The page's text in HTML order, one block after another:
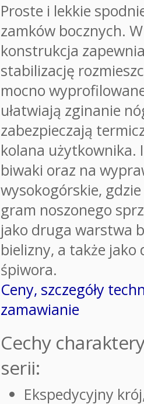
Proste i lekkie
zamków bocznych.
konstrukcja
stabilizację
mocno
ułatwiają zginanie
zabezpieczają
kolana użytkownika.
biwaki oraz na
wysokogórskie,
gram noszonego
jako druga warstwa
bielizny, a także jako
śpiwora.
Ceny, szczegóły
zamawianie
Cechy
serii:
Ekspedycyjny